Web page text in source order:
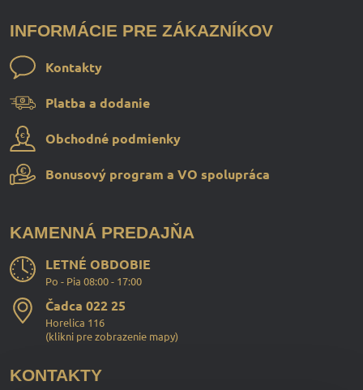
INFORMÁCIE PRE ZÁKAZNÍKOV
Kontakty
Platba a dodanie
Obchodné podmienky
Bonusový program a VO spolupráca
KAMENNÁ PREDAJŇA
LETNÉ OBDOBIE
Po - Pia 08:00 - 17:00
Čadca 022 25
Horelica 116
(klikni pre zobrazenie mapy)
KONTAKTY